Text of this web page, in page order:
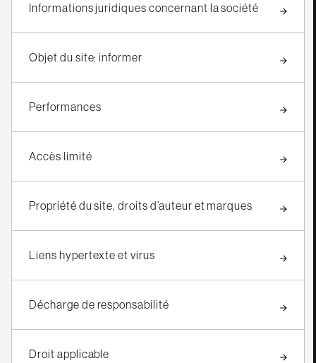
Informations juridiques concernant la société
Objet du site: informer
Performances
Accès limité
Propriété du site, droits d’auteur et marques
Liens hypertexte et virus
Décharge de responsabilité
Droit applicable